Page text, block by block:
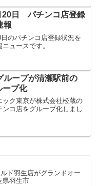
20日 パチンコ店登録
報
のパチンコ店登録状況を
ュースです。
ループが清瀬駅前の
ープ化
ック東京が株式会社松蔵の
ンコ店をグループ化しまし
ド羽生店がグランドオー
県羽生市